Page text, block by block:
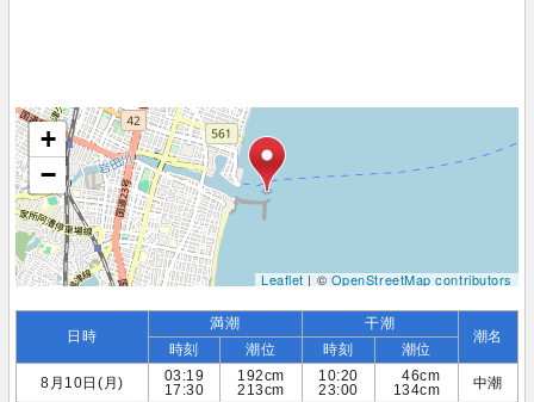
+
−
Leaflet| ©OpenStreetMap contributors
日時
満潮 干潮
潮名
時刻 潮位 時刻
潮位
8月10日(月)
03:19
17:30
192cm
213cm
10:20
23:00
46cm
134cm
中潮